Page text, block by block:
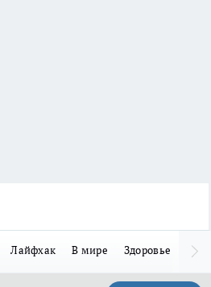
Лайфхак В мире Здоровье